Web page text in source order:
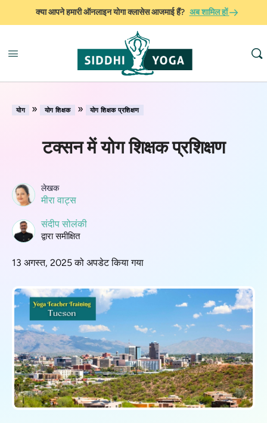
क्या आपने हमारी ऑनलाइन योगा क्लासेस आजमाई हैं? अब शामिल हों
योग » योग शिक्षक » योग शिक्षक प्रशिक्षण
टक्सन में योग शिक्षक प्रशिक्षण
लेखक
मीरा वाट्स
संदीप सोलंकी
द्वारा समीक्षित
13 अगस्त, 2025 को अपडेट किया गया